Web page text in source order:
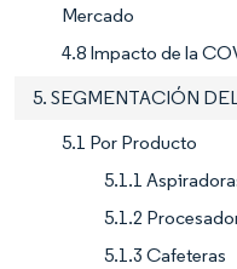
Mercado
4.8 Impacto de la
5. SEGMENTACIÓN
5.1 Por Producto
5.1.1
5.1.2
5.1.3 Cafeteras